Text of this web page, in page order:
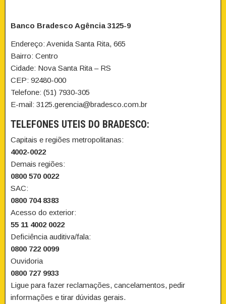
Banco Bradesco Agência 3125-9
Endereço: Avenida Santa Rita, 665
Bairro: Centro
Cidade: Nova Santa Rita – RS
CEP: 92480-000
Telefone: (51) 7930-305
E-mail: 3125.gerencia@bradesco.com.br
TELEFONES UTEIS DO BRADESCO:
Capitais e regiões metropolitanas:
4002-0022
Demais regiões:
0800 570 0022
SAC:
0800 704 8383
Acesso do exterior:
55 11 4002 0022
Deficiência auditiva/fala:
0800 722 0099
Ouvidoria
0800 727 9933
Ligue para fazer reclamações, cancelamentos, pedir
informações e tirar dúvidas gerais.